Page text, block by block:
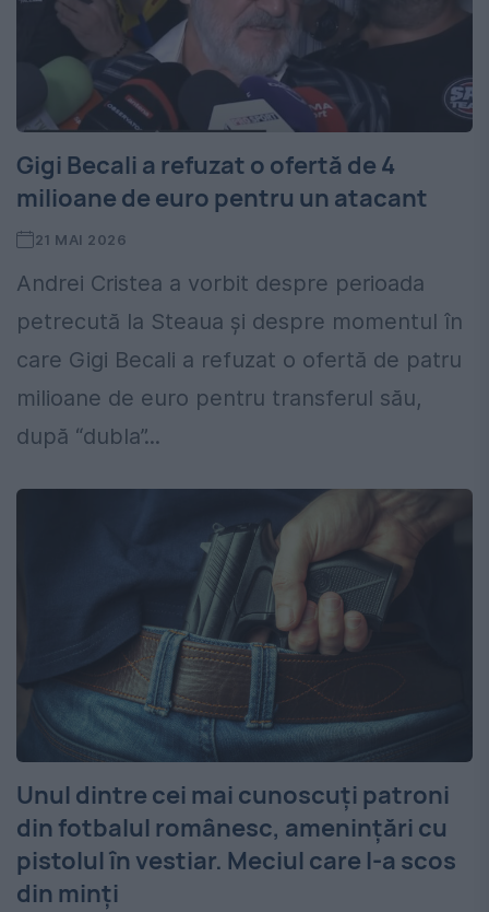
Gigi Becali a refuzat o ofertă de 4
milioane de euro pentru un atacant
21 MAI 2026
Andrei Cristea a vorbit despre perioada
petrecută la Steaua și despre momentul în
care Gigi Becali a refuzat o ofertă de patru
milioane de euro pentru transferul său,
după “dubla”...
Unul dintre cei mai cunoscuți patroni
din fotbalul românesc, amenințări cu
pistolul în vestiar. Meciul care l-a scos
din minți